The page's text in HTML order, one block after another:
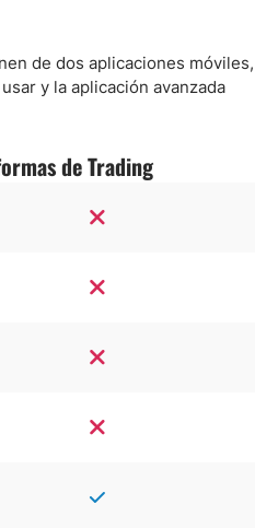
de dos aplicaciones móviles,
y la aplicación avanzada
de Trading